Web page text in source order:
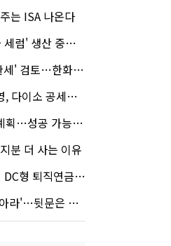
는 ISA 나온다
' 생산 중단한다
큐셀·OCI 영향은?
에 '가성비'로 맞불
가능성은 '글쎄'
분 더 사는 이유
연금…전문가 조언은
뒷문은 열었다